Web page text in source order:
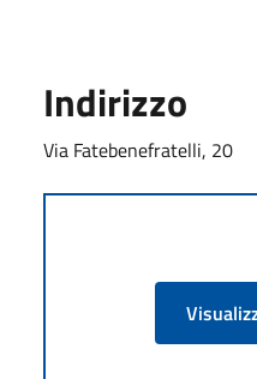
Indirizzo
Via Fatebenefratelli, 20